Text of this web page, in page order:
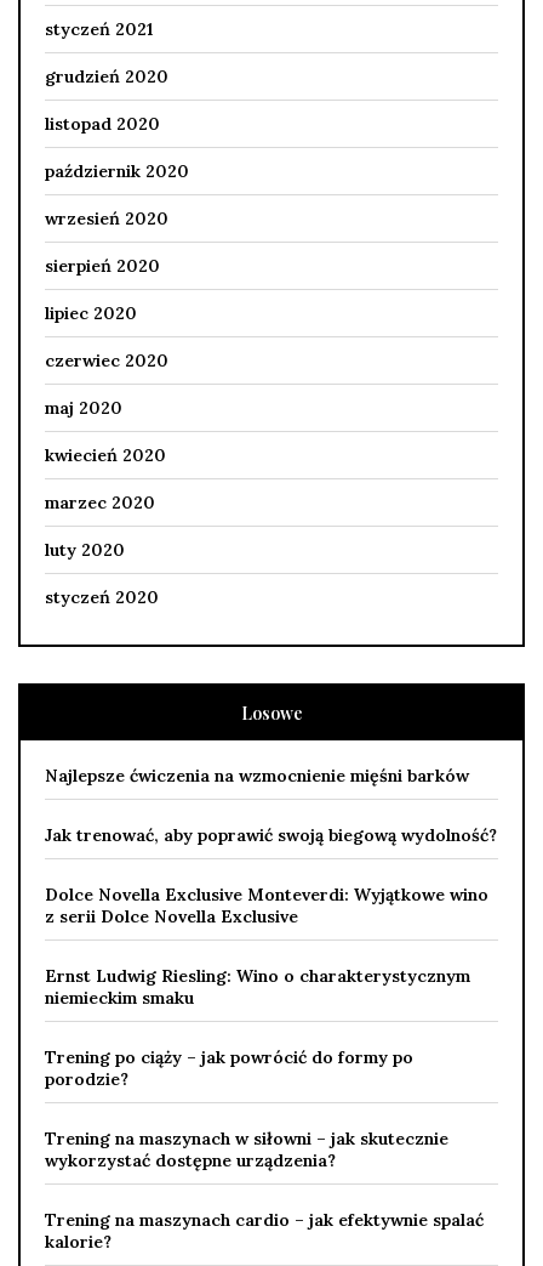
styczeń 2021
grudzień 2020
listopad 2020
październik 2020
wrzesień 2020
sierpień 2020
lipiec 2020
czerwiec 2020
maj 2020
kwiecień 2020
marzec 2020
luty 2020
styczeń 2020
Losowe
Najlepsze ćwiczenia na wzmocnienie mięśni barków
Jak trenować, aby poprawić swoją biegową wydolność?
Dolce Novella Exclusive Monteverdi: Wyjątkowe wino
z serii Dolce Novella Exclusive
Ernst Ludwig Riesling: Wino o charakterystycznym
niemieckim smaku
Trening po ciąży – jak powrócić do formy po
porodzie?
Trening na maszynach w siłowni – jak skutecznie
wykorzystać dostępne urządzenia?
Trening na maszynach cardio – jak efektywnie spalać
kalorie?